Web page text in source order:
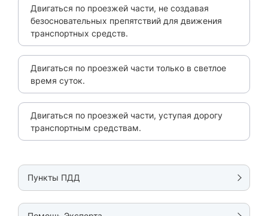
Двигаться по проезжей части, не создавая
безосновательных препятствий для движения
транспортных средств.
Двигаться по проезжей части только в светлое
время суток.
Двигаться по проезжей части, уступая дорогу
транспортным средствам.
Пункты ПДД